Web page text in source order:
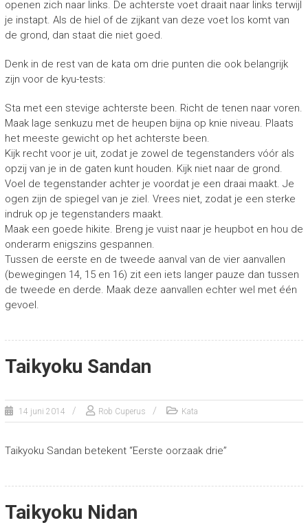
openen zich naar links. De achterste voet draait naar links terwijl
je instapt. Als de hiel of de zijkant van deze voet los komt van
de grond, dan staat die niet goed.
Denk in de rest van de kata om drie punten die ook belangrijk
zijn voor de kyu-tests:
Sta met een stevige achterste been. Richt de tenen naar voren.
Maak lage senkuzu met de heupen bijna op knie niveau. Plaats
het meeste gewicht op het achterste been.
Kijk recht voor je uit, zodat je zowel de tegenstanders vóór als
opzij van je in de gaten kunt houden. Kijk niet naar de grond.
Voel de tegenstander achter je voordat je een draai maakt. Je
ogen zijn de spiegel van je ziel. Vrees niet, zodat je een sterke
indruk op je tegenstanders maakt.
Maak een goede hikite. Breng je vuist naar je heupbot en hou de
onderarm enigszins gespannen.
Tussen de eerste en de tweede aanval van de vier aanvallen
(bewegingen 14, 15 en 16) zit een iets langer pauze dan tussen
de tweede en derde. Maak deze aanvallen echter wel met één
gevoel.
Taikyoku Sandan
14 juni 2014 Rob Cuperus Kata
Taikyoku Sandan betekent “Eerste oorzaak drie”
Taikyoku Nidan